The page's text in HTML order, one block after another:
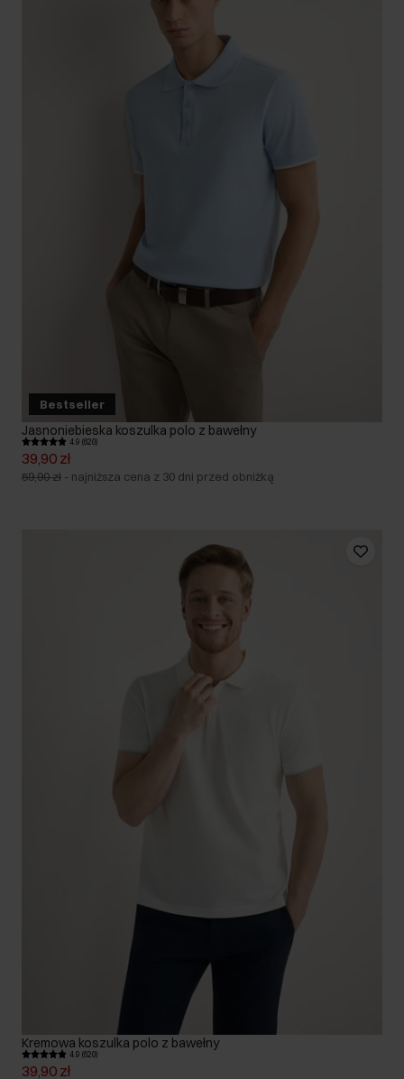
Bestseller
Jasnoniebieska koszulka polo z bawełny
4.9 (620)
39,90 zł
59,90 zł - najniższa cena z 30 dni przed obniżką
Kremowa koszulka polo z bawełny
4.9 (620)
39,90 zł